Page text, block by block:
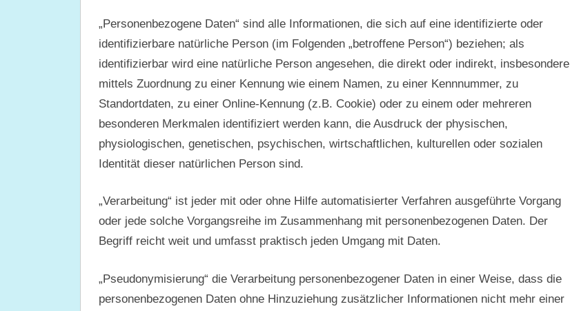
„Personenbezogene Daten“ sind alle Informationen, die sich auf eine identifizierte oder
identifizierbare natürliche Person (im Folgenden „betroffene Person“) beziehen; als
identifizierbar wird eine natürliche Person angesehen, die direkt oder indirekt, insbesondere
mittels Zuordnung zu einer Kennung wie einem Namen, zu einer Kennnummer, zu
Standortdaten, zu einer Online-Kennung (z.B. Cookie) oder zu einem oder mehreren
besonderen Merkmalen identifiziert werden kann, die Ausdruck der physischen,
physiologischen, genetischen, psychischen, wirtschaftlichen, kulturellen oder sozialen
Identität dieser natürlichen Person sind.
„Verarbeitung“ ist jeder mit oder ohne Hilfe automatisierter Verfahren ausgeführte Vorgang
oder jede solche Vorgangsreihe im Zusammenhang mit personenbezogenen Daten. Der
Begriff reicht weit und umfasst praktisch jeden Umgang mit Daten.
„Pseudonymisierung“ die Verarbeitung personenbezogener Daten in einer Weise, dass die
personenbezogenen Daten ohne Hinzuziehung zusätzlicher Informationen nicht mehr einer